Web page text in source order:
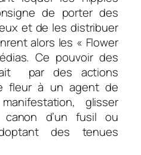
de porter des
et de les distribuer
alors les « Flower
Ce pouvoir des
par des actions
fleur à un agent de
glisser
d’un fusil ou
des tenues